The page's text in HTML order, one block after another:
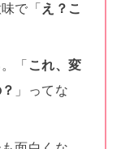
で「え？こ
「 これ、変
」ってな